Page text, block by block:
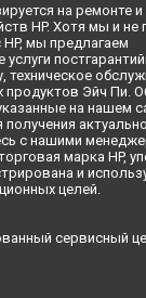
на ремонте и
HP. Хотя мы и не
мы предлагаем
техническое
продуктов Эйч Пи.
на нашем
с нашими
марка HP,
и
целей.
сервисный